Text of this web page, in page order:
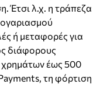
Έτσι λ.χ. η τράπεζα
ή μεταφορές για
διάφορους
έως 500
τη φόρτιση